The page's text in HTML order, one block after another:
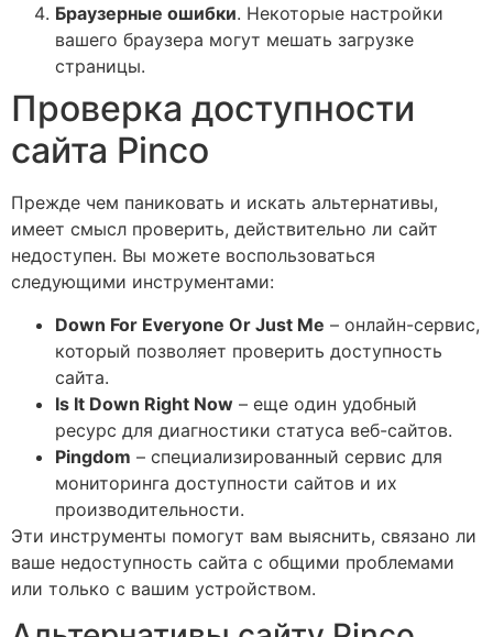
Браузерные ошибки. Некоторые настройки
вашего браузера могут мешать загрузке
страницы.
Проверка доступности
сайта Pinco
Прежде чем паниковать и искать альтернативы,
имеет смысл проверить, действительно ли сайт
недоступен. Вы можете воспользоваться
следующими инструментами:
Down For Everyone Or Just Me – онлайн-сервис,
который позволяет проверить доступность
сайта.
Is It Down Right Now – еще один удобный
ресурс для диагностики статуса веб-сайтов.
Pingdom – специализированный сервис для
мониторинга доступности сайтов и их
производительности.
Эти инструменты помогут вам выяснить, связано ли
ваше недоступность сайта с общими проблемами
или только с вашим устройством.